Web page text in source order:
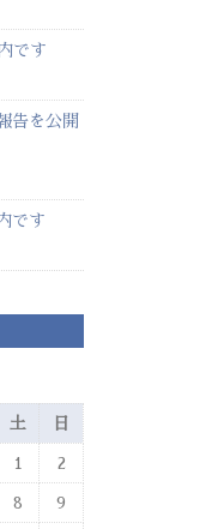
です
告を公開
です
土 日
1 2
8 9